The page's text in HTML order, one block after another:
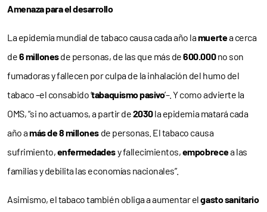
Amenaza para el desarrollo
La epidemia mundial de tabaco causa cada año lamuertea cerca
de6 millonesde personas, de las que más de600.000no son
fumadoras y fallecen por culpa de la inhalación del humo del
tabaco –el consabido ‘tabaquismo pasivo’–. Y como advierte la
OMS, “si no actuamos, a partir de2030la epidemia matará cada
año amás de 8 millones de personas. El tabaco causa
sufrimiento,enfermedadesy fallecimientos,empobrecea las
familias y debilita las economías nacionales”.
Asimismo, el tabaco también obliga a aumentar elgasto sanitario